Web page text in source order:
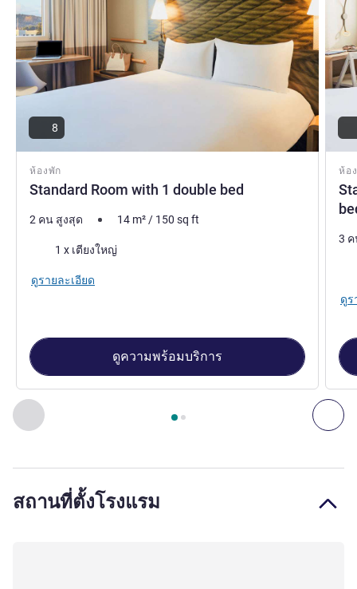
ก่อนหน้า - ห้องพัก ถั
หน้า1 , ห้องพัก 1 : Standard Room with 1 double bed
ห้องพัก
Standard Room with 1 double bed
8
2 คน สูงสุด 14 m²/ 150 sq ft
เครื่องนอน
1 x เตียงใหญ่
ดูรายละเอียด
ดูความพร้อมบริการ
ห้อ
3
ดูร
สถานที่ตั้งโรงแรม